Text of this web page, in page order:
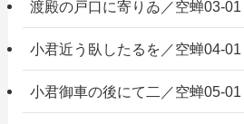
渡殿の戸口に寄りゐ／空蝉03-01
小君近う臥したるを／空蝉04-01
小君御車の後にて二／空蝉05-01